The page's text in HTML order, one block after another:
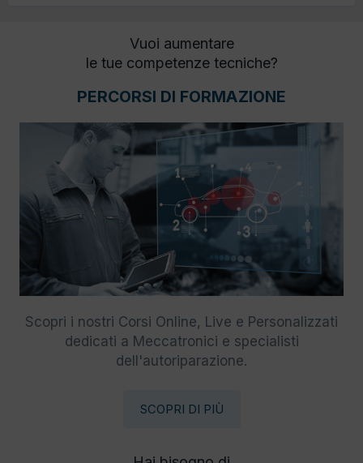
Vuoi aumentare
le tue competenze tecniche?
PERCORSI DI FORMAZIONE
Scopri i nostri Corsi Online, Live e Personalizzati
dedicati a Meccatronici e specialisti
dell'autoriparazione.
SCOPRI DI PIÙ